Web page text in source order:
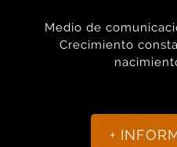
Medio de
Crecimiento
+